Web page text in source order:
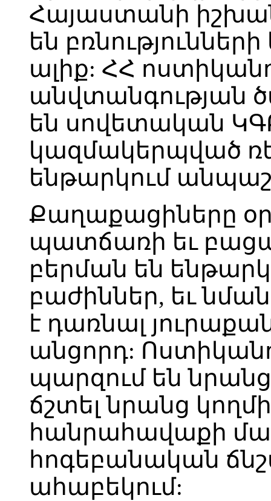
Հայաստանի
են
ալիք: ՀՀ
անվտանգության
են սովետական
կազմակերպված
ենթարկում
Քաղաքացիները
պատճառի եւ
բերման են
բաժիններ, եւ
է դառնալ
անցորդ:
պարզում են նրանց
ճշտել նրանց
հանրահավաքի
հոգեբանական
ահաբեկում: